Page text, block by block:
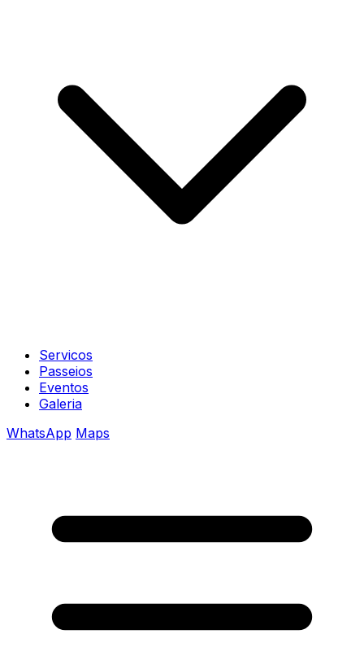
Servicos
Passeios
Eventos
Galeria
WhatsApp Maps